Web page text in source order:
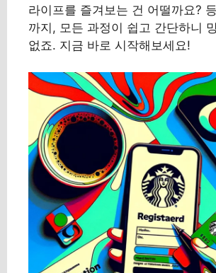
라이프를 즐겨보는 건 어떨까요?
까지, 모든 과정이 쉽고 간단하니
없죠. 지금 바로 시작해보세요!